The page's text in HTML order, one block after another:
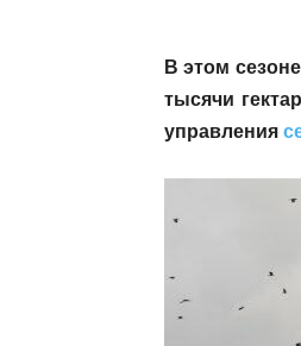
В этом
тысячи
управления